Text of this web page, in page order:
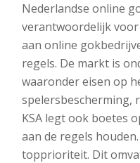
Nederlandse online
verantwoordelijk
aan online
regels. De markt is
waaronder eisen op
spelersbescherming,
KSA legt ook boetes
aan de regels
topprioriteit. Dit